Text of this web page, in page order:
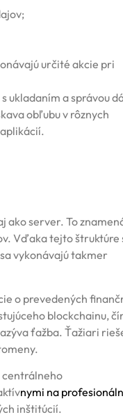
určité akcie pri
ukladaním a správou
obľubu v rôznych
server. To
Vďaka tejto štruktúre
vykonávajú takmer
o prevedených
blockchainu,
ťažba. Ťažiari
centrálneho
nymi na
inštitúcií.